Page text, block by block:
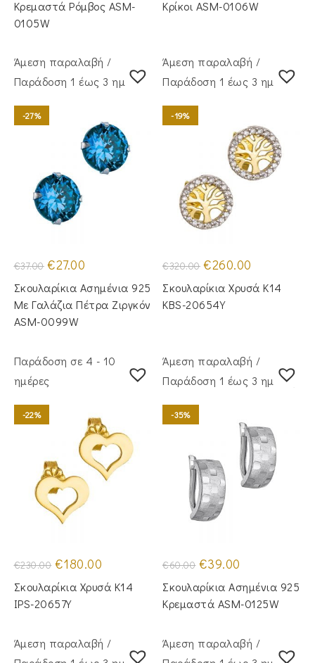
€37.00.
Κρεμαστά Ρόμβος ASM-
0105W
€32.00.
Κρίκοι ASM-0106W
Άμεση παραλαβή /
Παράδoση 1 έως 3 ημέρες
-27%
€37.00 Original
price
was:
€37.00.
€27.00
είναι:
€27.00.
Σκουλαρίκια Ασημένια 925
Με Γαλάζια Πέτρα Ζιργκόν
ASM-0099W
Άμεση παραλαβή /
Παράδoση 1 έως 3 ημέρες
-19%
€320.00 Original
price
was:
€320.00.
€260.00
τιμή
είναι:
Σκουλαρίκια Χρυσά Κ14
KBS-20654Y
Παράδοση σε 4 - 10
ημέρες
-22%
€230.00 Original
price
was:
€230.00.
€180.00
τιμή
είναι:
Σκουλαρίκια Χρυσά Κ14
IPS-20657Y
Άμεση παραλαβή /
Παράδoση 1 έως 3 ημέρες
-35%
€60.00 Original
price
was:
€60.00.
€39.00
τιμή
είναι:
€39.00.
Σκουλαρίκια Ασημένια 925
Κρεμαστά ASM-0125W
Άμεση παραλαβή /
Άμεση παραλαβή /